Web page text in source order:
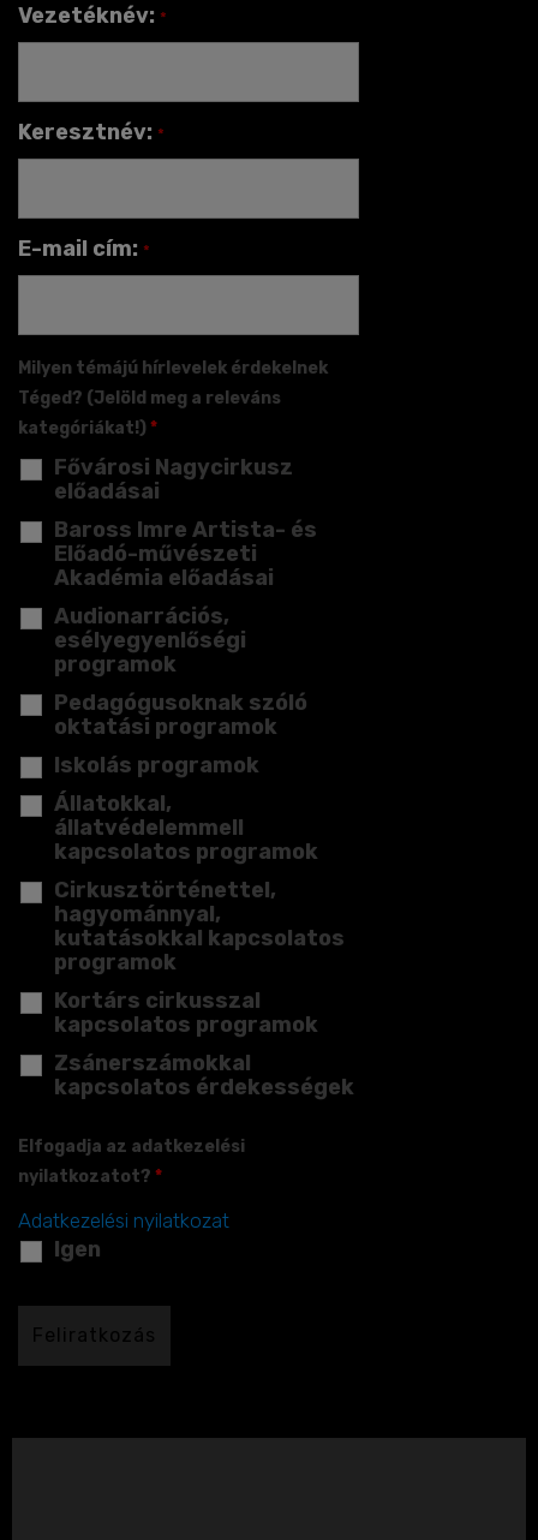
Vezetéknév: *
Keresztnév: *
E-mail cím: *
Milyen témájú hírlevelek érdekelnek
Téged? (Jelöld meg a releváns
kategóriákat!) *
Fővárosi Nagycirkusz
előadásai
Baross Imre Artista- és
Előadó-művészeti
Akadémia előadásai
Audionarrációs,
esélyegyenlőségi
programok
Pedagógusoknak szóló
oktatási programok
Iskolás programok
Állatokkal,
állatvédelemmell
kapcsolatos programok
Cirkusztörténettel,
hagyománnyal,
kutatásokkal kapcsolatos
programok
Kortárs cirkusszal
kapcsolatos programok
Zsánerszámokkal
kapcsolatos érdekességek
Elfogadja az adatkezelési
nyilatkozatot? *
Igen
Adatkezelési nyilatkozat